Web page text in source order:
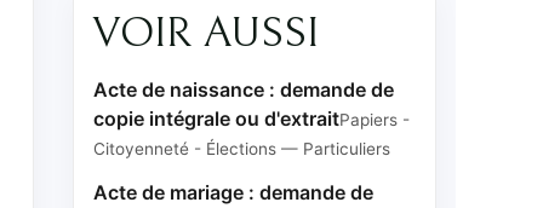
VOIR AUSSI
Acte de naissance : demande de
copie intégrale ou d'extraitPapiers -
Citoyenneté - Élections — Particuliers
Acte de mariage : demande de